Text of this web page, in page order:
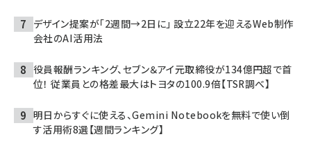
デザイン提案が「2週間→2日に」 設立22年を迎えるWeb制作
会社のAI活用法
役員報酬ランキング、セブン＆アイ元取締役が134億円超で首
位！ 従業員との格差最大はトヨタの100.9倍【TSR調べ】
明日からすぐに使える、Gemini Notebookを無料で使い倒
す活用術8選【週間ランキング】